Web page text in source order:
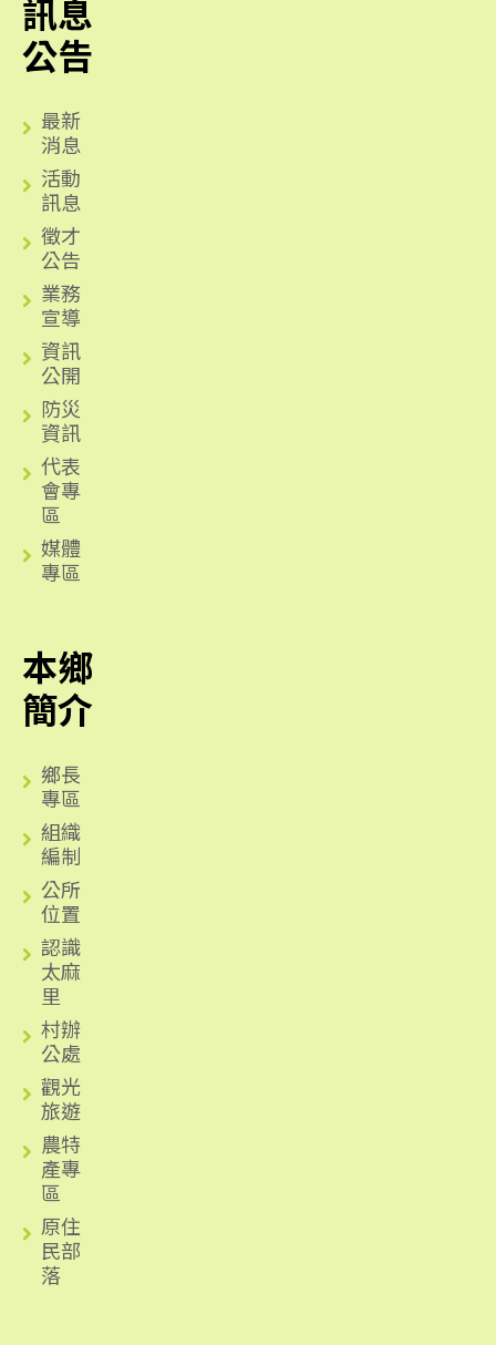
訊息
公告
最新
消息
活動
訊息
徵才
公告
業務
宣導
資訊
公開
防災
資訊
代表
會專
區
媒體
專區
本鄉
簡介
鄉長
專區
組織
編制
公所
位置
認識
太麻
里
村辦
公處
觀光
旅遊
農特
產專
區
原住
民部
落